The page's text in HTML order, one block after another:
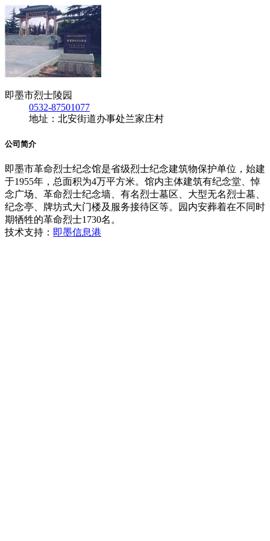
即墨市烈士陵园
0532-87501077
地址：北安街道办事处兰家庄村
公司简介
即墨市革命烈士纪念馆是省级烈士纪念建筑物保护单位，始建
于1955年，总面积为4万平方米。馆内主体建筑有纪念堂、悼
念广场、革命烈士纪念墙、有名烈士墓区、大型无名烈士墓、
纪念亭、牌坊式大门楼及服务接待区等。园内安葬着在不同时
期牺牲的革命烈士1730名。
技术支持： 即墨信息港